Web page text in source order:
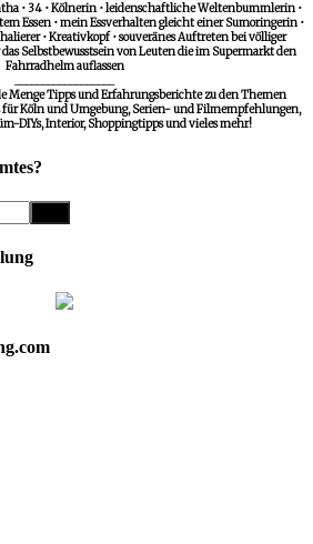
• 34 • Kölnerin • leidenschaftliche Weltenbummlerin •
Essen • mein Essverhalten gleicht einer Sumoringerin •
• Kreativkopf • souveränes Auftreten bei völliger
Selbstbewusstsein von Leuten die im Supermarkt den
Fahrradhelm auflassen
__________________
Menge Tipps und Erfahrungsberichte zu den Themen
für Köln und Umgebung, Serien- und Filmempfehlungen,
DIYs, Interior, Shoppingtipps und vieles mehr!